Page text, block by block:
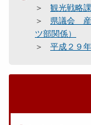
観光戦略課
県議会 産
ツ部関係）
平成２９